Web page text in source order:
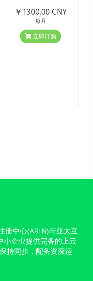
￥1300.00 CNY
每月
立即订购
册中心(ARIN)与亚太互
小企业提供完备的上云
持同步，配备资深运